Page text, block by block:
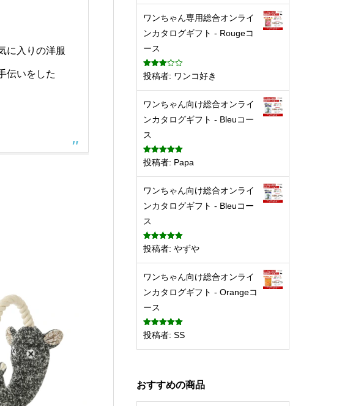
に入りの洋服
伝いをした
ワンちゃん専用総合オンライ
ンカタログギフト - Rougeコ
ース
5段階
中3の
投稿者: ワンコ好き
ワンちゃん向け総合オンライ
ンカタログギフト - Bleuコー
ス
5段階中5 の
評価
投稿者: Papa
ワンちゃん向け総合オンライ
ンカタログギフト - Bleuコー
ス
5段階中5 の
評価
投稿者: やずや
ワンちゃん向け総合オンライ
ンカタログギフト - Orangeコ
ース
5段階中5 の
評価
投稿者: SS
おすすめの商品